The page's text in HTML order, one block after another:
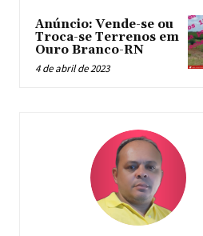
Anúncio: Vende-se ou
Troca-se Terrenos em
Ouro Branco-RN
4 de abril de 2023